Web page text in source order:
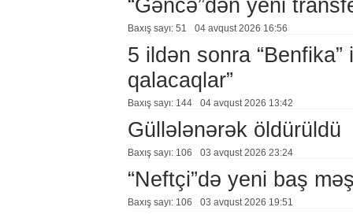
“Gəncə”dən yeni
Baxış sayı: 51 04 avqust 2026 16:56
5 ildən sonra
qalacaqlar”
Baxış sayı: 144 04 avqust 2026 13:42
Güllələnərək öldürüldü
Baxış sayı: 106 03 avqust 2026 23:24
“Neftçi”də yeni baş
Baxış sayı: 106 03 avqust 2026 19:51